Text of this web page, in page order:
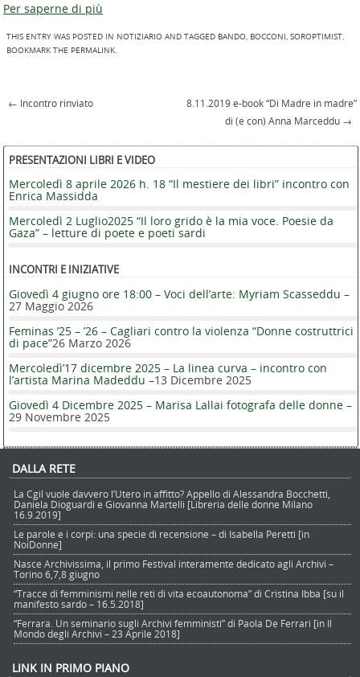
Per saperne di più
THIS ENTRY WAS POSTED IN NOTIZIARIO AND TAGGED BANDO, BOCCONI, SOROPTIMIST.
BOOKMARK THE PERMALINK.
← Incontro rinviato
8.11.2019 e-book “Di Madre in madre”
di (e con) Anna Marceddu →
PRESENTAZIONI LIBRI E VIDEO
Mercoledì 8 aprile 2026 h. 18 “Il mestiere dei libri” incontro con
Enrica Massidda
Mercoledì 2 Luglio2025 “Il loro grido è la mia voce. Poesie da
Gaza” – letture di poete e poeti sardi
INCONTRI E INIZIATIVE
Giovedì 4 giugno ore 18:00 – Voci dell’arte: Myriam Scasseddu –
27 Maggio 2026
Feminas ’25 – ’26 – Cagliari contro la violenza “Donne costruttrici
di pace”26 Marzo 2026
Mercoledì’17 dicembre 2025 – La linea curva – incontro con
l’artista Marina Madeddu –13 Dicembre 2025
Giovedì 4 Dicembre 2025 – Marisa Lallai fotografa delle donne –
29 Novembre 2025
DALLA RETE
La Cgil vuole davvero l’Utero in affitto? Appello di Alessandra Bocchetti,
Daniela Dioguardi e Giovanna Martelli [Libreria delle donne Milano
16.9.2019]
Le parole e i corpi: una specie di recensione – di Isabella Peretti [in
NoiDonne]
Nasce Archivissima, il primo Festival interamente dedicato agli Archivi –
Torino 6,7,8 giugno
“Tracce di femminismi nelle reti di vita ecoautonoma” di Cristina Ibba [su il
manifesto sardo – 16.5.2018]
“Ferrara. Un seminario sugli Archivi femministi” di Paola De Ferrari [in Il
Mondo degli Archivi – 23 Aprile 2018]
LINK IN PRIMO PIANO